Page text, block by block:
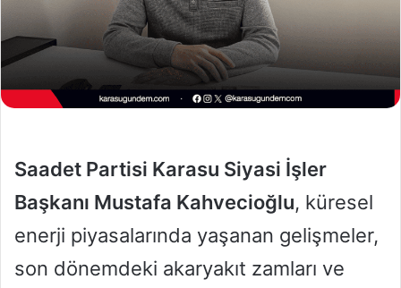
a
g
ö
n
d
e
e
k
Saadet Partisi Karasu Siyasi İşler
Başkanı Mustafa Kahvecioğlu, küresel
enerji piyasalarında yaşanan gelişmeler,
son dönemdeki akaryakıt zamları ve